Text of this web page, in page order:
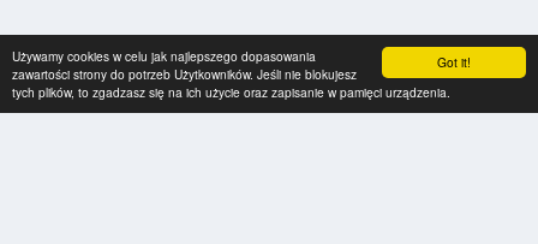
Got it!
Używamy cookies w celu jak najlepszego dopasowania
zawartości strony do potrzeb Użytkowników. Jeśli nie blokujesz
tych plików, to zgadzasz się na ich użycie oraz zapisanie w pamięci urządzenia.